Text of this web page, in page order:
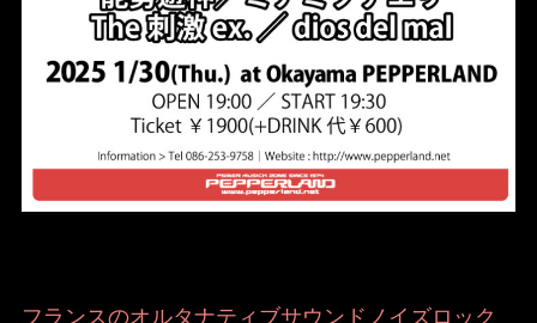
フランスのオルタナティブサウンドノイズロック